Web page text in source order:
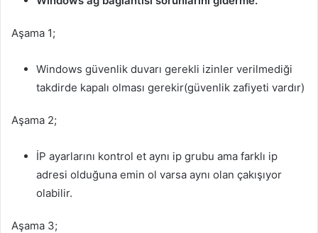
Aşama 1;
Windows güvenlik duvarı gerekli izinler verilmediği
takdirde kapalı olması gerekir(güvenlik zafiyeti vardır)
Aşama 2;
İP ayarlarını kontrol et aynı ip grubu ama farklı ip
adresi olduğuna emin ol varsa aynı olan çakışıyor
olabilir.
Aşama 3;